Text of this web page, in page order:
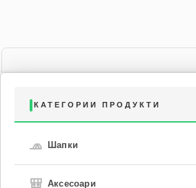
КАТЕГОРИИ ПРОДУКТИ
🧢 Шапки
🎒 Аксесоари